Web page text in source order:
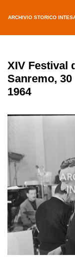
ARCHIVIO STORICO
XIV Festival
Sanremo,
1964